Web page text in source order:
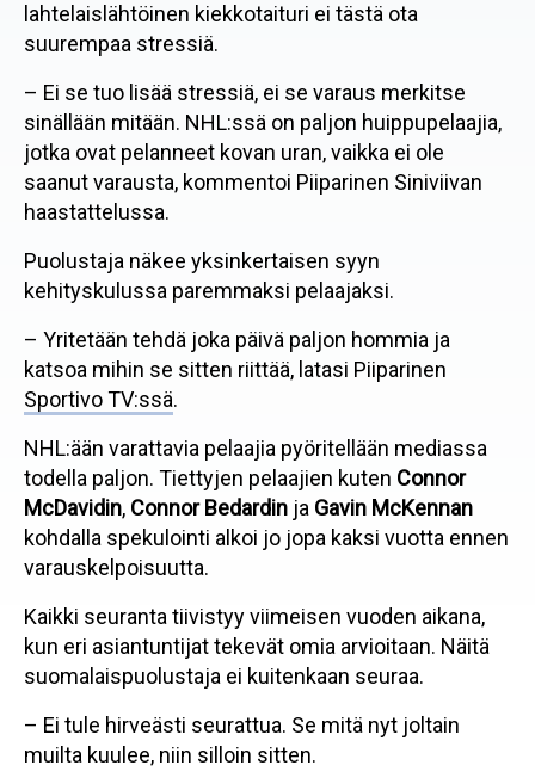
lahtelaislähtöinen kiekkotaituri ei tästä ota
suurempaa stressiä.
– Ei se tuo lisää stressiä, ei se varaus merkitse
sinällään mitään. NHL:ssä on paljon huippupelaajia,
jotka ovat pelanneet kovan uran, vaikka ei ole
saanut varausta, kommentoi Piiparinen Siniviivan
haastattelussa.
Puolustaja näkee yksinkertaisen syyn
kehityskulussa paremmaksi pelaajaksi.
– Yritetään tehdä joka päivä paljon hommia ja
katsoa mihin se sitten riittää, latasi Piiparinen
Sportivo TV:ssä.
NHL:ään varattavia pelaajia pyöritellään mediassa
todella paljon. Tiettyjen pelaajien kuten Connor
McDavidin, Connor Bedardin ja Gavin McKennan
kohdalla spekulointi alkoi jo jopa kaksi vuotta ennen
varauskelpoisuutta.
Kaikki seuranta tiivistyy viimeisen vuoden aikana,
kun eri asiantuntijat tekevät omia arvioitaan. Näitä
suomalaispuolustaja ei kuitenkaan seuraa.
– Ei tule hirveästi seurattua. Se mitä nyt joltain
muilta kuulee, niin silloin sitten.